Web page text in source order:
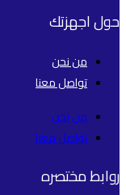
حول اجهزتك
من نحن
تواصل معنا
من نحن
تواصل معنا
روابط مختصره